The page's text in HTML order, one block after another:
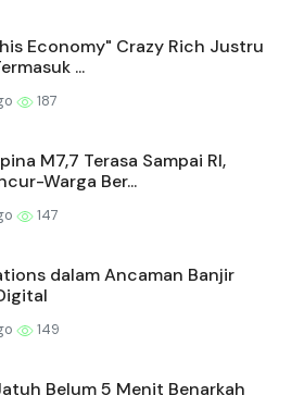
Economy" Crazy Rich Justru
...
187
M7,7 Terasa Sampai RI,
Warga Ber...
147
dalam Ancaman Banjir
149
Belum 5 Menit Benarkah